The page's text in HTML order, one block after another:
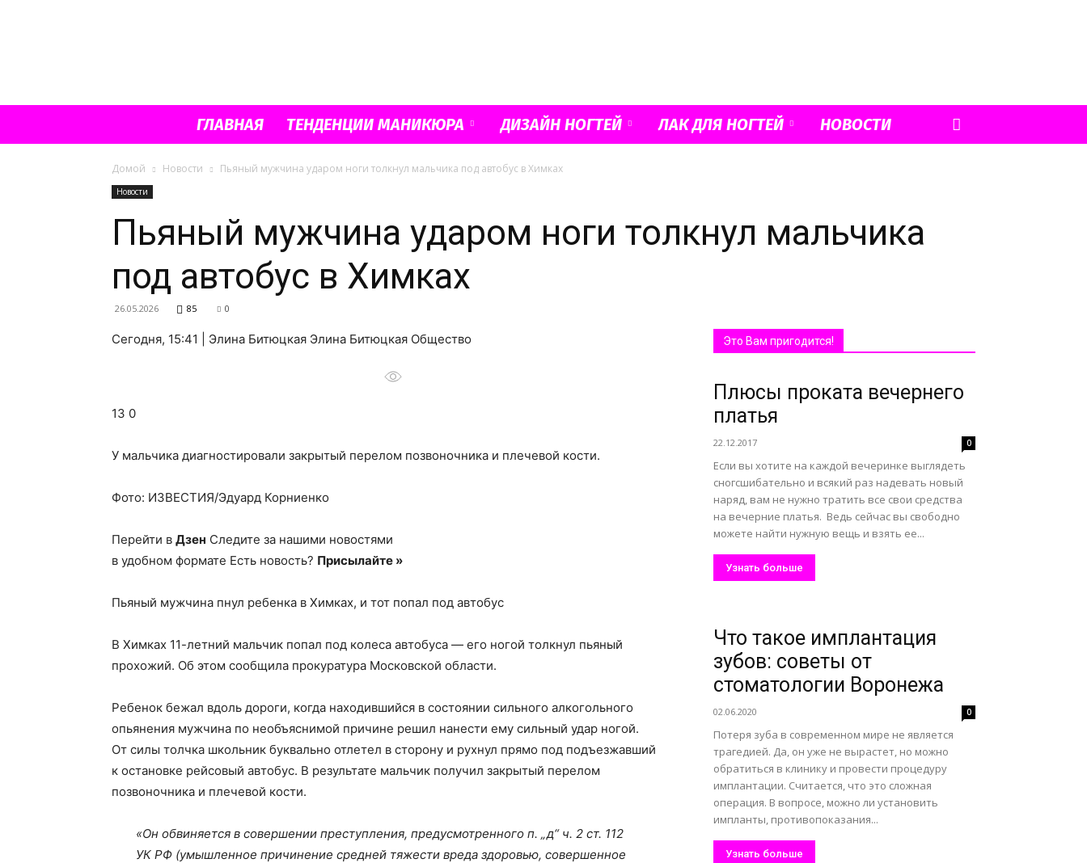
Французский
ГЛАВНАЯ ТЕНДЕНЦИИ МАНИКЮРА ДИЗАЙН НОГТЕЙ ЛАК ДЛЯ НОГТЕЙ НОВОСТИ
Домой Новости Пьяный мужчина ударом ноги толкнул мальчика под автобус в Химках
Новости
Пьяный мужчина ударом ноги толкнул мальчика
под автобус в Химках
26.05.2026 85 0
Сегодня, 15:41 | Элина Битюцкая Элина Битюцкая Общество
13 0
У мальчика диагностировали закрытый перелом позвоночника и плечевой кости.
Фото: ИЗВЕСТИЯ/Эдуард Корниенко
Перейти в Дзен Следите за нашими новостями
в удобном формате Есть новость? Присылайте »
Пьяный мужчина пнул ребенка в Химках, и тот попал под автобус
В Химках 11-летний мальчик попал под колеса автобуса — его ногой толкнул пьяный
прохожий. Об этом сообщила прокуратура Московской области.
Ребенок бежал вдоль дороги, когда находившийся в состоянии сильного алкогольного
опьянения мужчина по необъяснимой причине решил нанести ему сильный удар ногой.
От силы толчка школьник буквально отлетел в сторону и рухнул прямо под подъезжавший
к остановке рейсовый автобус. В результате мальчик получил закрытый перелом
позвоночника и плечевой кости.
«Он обвиняется в совершении преступления, предусмотренного п. „д“ ч. 2 ст. 112
УК РФ (умышленное причинение средней тяжести вреда здоровью, совершенное
Это Вам пригодится!
Плюсы проката вечернего
платья
22.12.2017 0
Если вы хотите на каждой вечеринке выглядеть
сногсшибательно и всякий раз надевать новый
наряд, вам не нужно тратить все свои средства
на вечерние платья. Ведь сейчас вы свободно
можете найти нужную вещь и взять ее...
Узнать больше
Что такое имплантация
зубов: советы от
стоматологии Воронежа
02.06.2020 0
Потеря зуба в современном мире не является
трагедией. Да, он уже не вырастет, но можно
обратиться в клинику и провести процедуру
имплантации. Считается, что это сложная
операция. В вопросе, можно ли установить
импланты, противопоказания...
Узнать больше